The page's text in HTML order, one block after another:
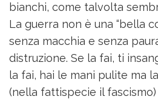
bianchi, come talvolta
La guerra non è una “bella
senza macchia e senza
distruzione. Se la fai, ti
la fai, hai le mani pulite ma
(nella fattispecie il